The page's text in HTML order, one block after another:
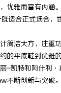
雅而富有内涵
适合正式场合
洁大方，注重
平底鞋到优雅
-凯特和阿什利·
断创新与突破